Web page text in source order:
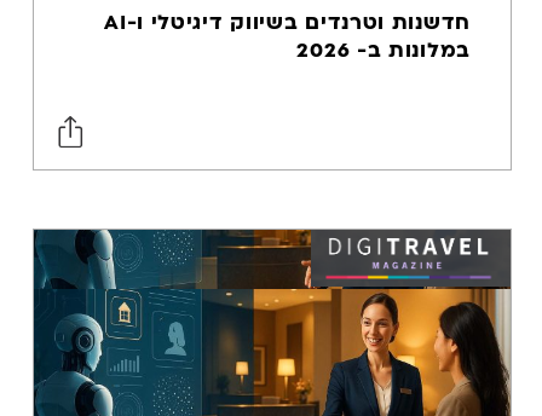
חדשנות וטרנדים בשיווק דיגיטלי ו-AI
במלונות ב- 2026